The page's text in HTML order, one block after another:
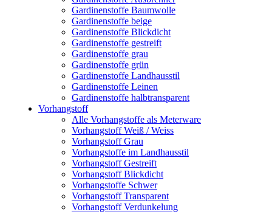
Gardinenstoffe Baumwolle
Gardinenstoffe beige
Gardinenstoffe Blickdicht
Gardinenstoffe gestreift
Gardinenstoffe grau
Gardinenstoffe grün
Gardinenstoffe Landhausstil
Gardinenstoffe Leinen
Gardinenstoffe halbtransparent
Vorhangstoff
Alle Vorhangstoffe als Meterware
Vorhangstoff Weiß / Weiss
Vorhangstoff Grau
Vorhangstoffe im Landhausstil
Vorhangstoff Gestreift
Vorhangstoff Blickdicht
Vorhangstoffe Schwer
Vorhangstoff Transparent
Vorhangstoff Verdunkelung